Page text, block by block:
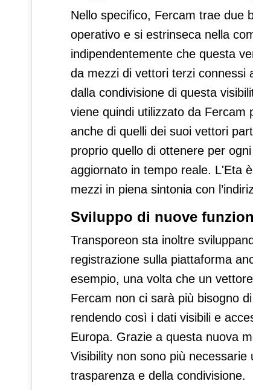
Nello specifico, Fercam trae due
operativo e si estrinseca nella
indipendentemente che questa
da mezzi di vettori terzi connessi
dalla condivisione di questa
viene quindi utilizzato da
anche di quelli dei suoi vettori
proprio quello di ottenere per
aggiornato in tempo reale. L'Eta
mezzi in piena sintonia con
Sviluppo di nuove
Transporeon sta inoltre
registrazione sulla piattaforma
esempio, una volta che un
Fercam non ci sarà più bisogno
rendendo così i dati visibili e
Europa. Grazie a questa nuova
Visibility non sono più
trasparenza e della condivisione.